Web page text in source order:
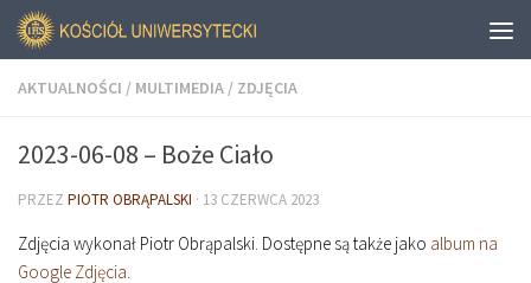
AKTUALNOŚCI / MULTIMEDIA / ZDJĘCIA
2023-06-08 – Boże Ciało
PRZEZ PIOTR OBRĄPALSKI · 13 CZERWCA 2023
Zdjęcia wykonał Piotr Obrąpalski. Dostępne są także jako album na
Google Zdjęcia.